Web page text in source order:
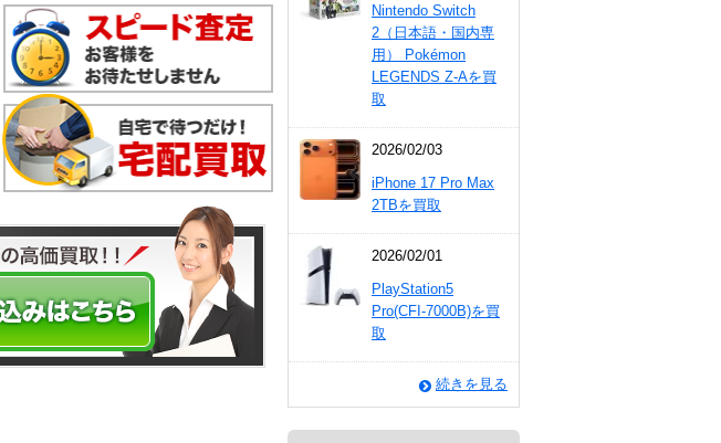
Nintendo Switch
2（日本語・国内専
用） Pokémon
LEGENDS Z-Aを買
取
2026/02/03
iPhone 17 Pro Max
2TBを買取
2026/02/01
PlayStation5
Pro(CFI-7000B)を買
取
続きを見る